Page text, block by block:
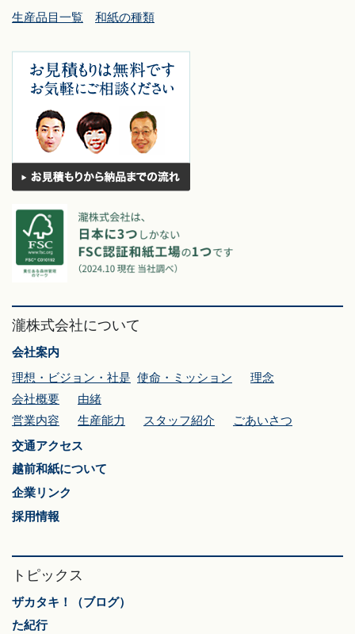
生産品目一覧 和紙の種類
瀧株式会社について
会社案内
理想・ビジョン・社是 使命・ミッション
理念
会社概要
由緒
営業内容
生産能力 スタッフ紹介
ごあいさつ
交通アクセス
越前和紙について
企業リンク
採用情報
トピックス
ザカタキ！（ブログ）
た紀行